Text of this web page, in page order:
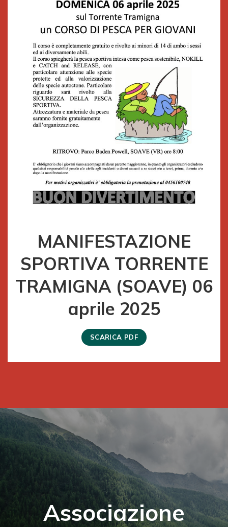
MANIFESTAZIONE
SPORTIVA TORRENTE
TRAMIGNA (SOAVE) 06
aprile 2025
SCARICA PDF
Associazione